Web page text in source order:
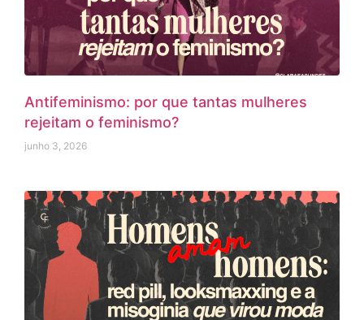
Antifeminismo: por que tantas mulheres
rejeitam o feminismo?
junho 3, 2026